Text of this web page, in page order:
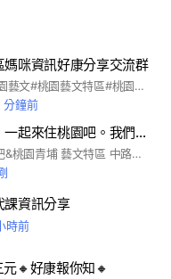
媽咪資訊好康分享交流群
#藝文特區#桃園藝文#桃園藝文特區#桃園市藝文特區#媽咪#親子#好康#分享#情報#資訊交流#互助#贈#贈送#出售#出清#全新#二手#面交#自取#幼兒#兒童#才藝#家教#揪團#開團#團體#教育#培養#專長#品德#幼教#幼兒園#國小#國中#夏令營#冬令營#免費課程#免費活動#補習#課後輔導#安親#童裝#品牌童裝#歐美童裝#日韓童裝#小仙女#小公主#公主衣#公主鞋#
分鐘前
桃園我的家，一起來住桃園吧。我們分享好吃好玩店家與房地產建案訊息
一起來住桃園吧&桃園青埔 藝文特區 中路、經國、小檜溪、大業大有、龍安@我愛桃園&房地產&好吃&好玩分享&桃園地區的景觀、娛樂、風俗民情
課資訊分享
時前
🔸好康報你知🔸